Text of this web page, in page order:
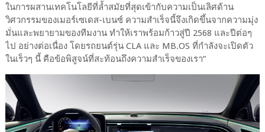
ในการผสานเทคโนโลยีที่ล้ำสมัยที่สุดเข้ากับความเป็นเลิศด้าน
วิศวกรรมของเมอร์เซเดส-เบนซ์ ความสำเร็จนี้จึงเกิดขึ้นจากความมุ่ง
มั่นและพยายามของทีมงาน ทำให้เราพร้อมก้าวสู่ปี 2568 และปีต่อๆ
ไป อย่างต่อเนื่อง โดยรถยนต์รุ่น CLA และ MB.OS ที่กำลังจะเปิดตัว
ในเร็วๆ นี้ คือข้อพิสูจน์ที่สะท้อนถึงความสำเร็จของเรา”